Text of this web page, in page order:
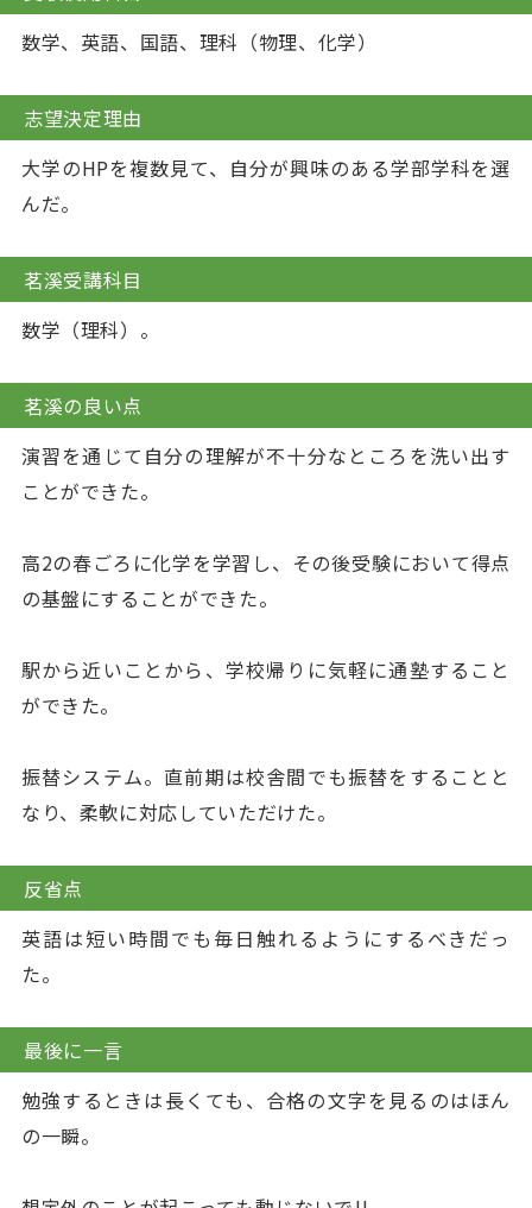
数学、英語、国語、理科（物理、化学）
志望決定理由
大学のHPを複数見て、自分が興味のある学部学科を選
んだ。
茗溪受講科目
数学（理科）。
茗溪の良い点
演習を通じて自分の理解が不十分なところを洗い出す
ことができた。
高2の春ごろに化学を学習し、その後受験において得点
の基盤にすることができた。
駅から近いことから、学校帰りに気軽に通塾すること
ができた。
振替システム。直前期は校舎間でも振替をすることと
なり、柔軟に対応していただけた。
反省点
英語は短い時間でも毎日触れるようにするべきだっ
た。
最後に一言
勉強するときは長くても、合格の文字を見るのはほん
の一瞬。